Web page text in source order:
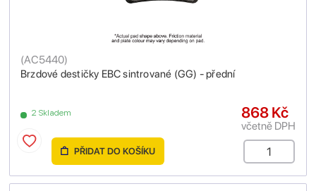
Brzdové destičky EBC sintrované (GG) - přední
(AC5440)
2 Skladem 868 Kč
včetně DPH
PŘIDAT DO KOŠÍKU